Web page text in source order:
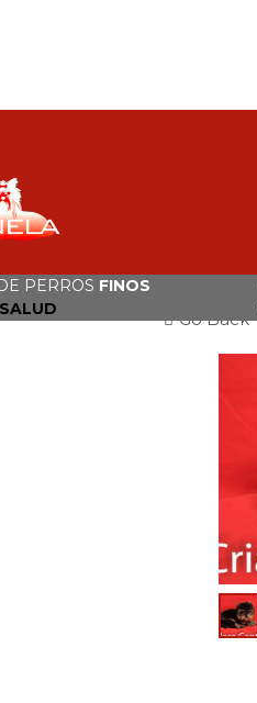
PERROS FINOS
Go Back